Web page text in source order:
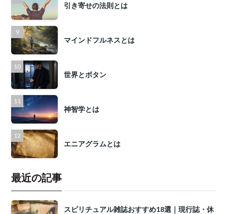
引き寄せの法則とは
マインドフルネスとは
世界とボタン
神智学とは
エニアグラムとは
最近の記事
スピリチュアル雑誌おすすめ18選｜現行誌・休